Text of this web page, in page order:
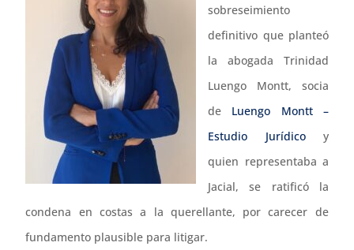
sobreseimiento
definitivo que planteó
la abogada Trinidad
Luengo Montt, socia
de Luengo Montt –
Estudio Jurídicoy
quien representaba a
Jacial, se ratificó la
condena en costas a la querellante, por carecer de
fundamento plausible para litigar.